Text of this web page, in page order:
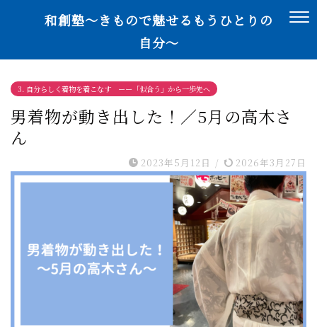
和創塾〜きもので魅せるもうひとりの
自分〜
3. 自分らしく着物を着こなす ーー「似合う」から一歩先へ
男着物が動き出した！／5月の高木さ
ん
2023年5月12日 / 2026年3月27日